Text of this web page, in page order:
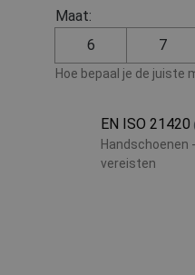
Maat:
6
7
Hoe bepaal je de juiste
EN ISO 21420
Handschoenen
vereisten